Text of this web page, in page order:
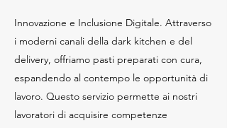
Innovazione e Inclusione Digitale. Attraverso
i moderni canali della dark kitchen e del
delivery, offriamo pasti preparati con cura,
espandendo al contempo le opportunità di
lavoro. Questo servizio permette ai nostri
lavoratori di acquisire competenze